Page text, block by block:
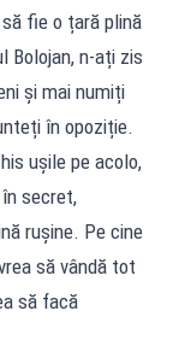
fie o țară plină
Bolojan, n-ați zis
și mai numiți
în opoziție.
ușile pe acolo,
secret,
rușine. Pe cine
să vândă tot
să facă